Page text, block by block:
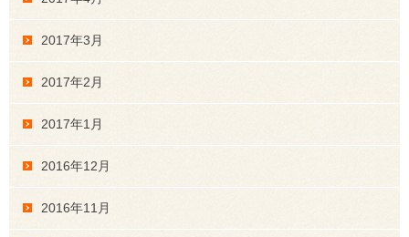
2017年3月
2017年2月
2017年1月
2016年12月
2016年11月